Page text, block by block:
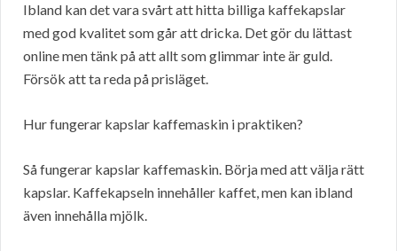
Ibland kan det vara svårt att hitta billiga kaffekapslar
med god kvalitet som går att dricka. Det gör du lättast
online men tänk på att allt som glimmar inte är guld.
Försök att ta reda på prisläget.
Hur fungerar kapslar kaffemaskin i praktiken?
Så fungerar kapslar kaffemaskin. Börja med att välja rätt
kapslar. Kaffekapseln innehåller kaffet, men kan ibland
även innehålla mjölk.